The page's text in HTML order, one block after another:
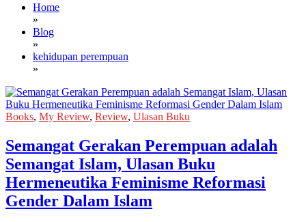
Home
»
Blog
»
kehidupan perempuan
»
Books, My Review, Review, Ulasan Buku
Semangat Gerakan Perempuan adalah
Semangat Islam, Ulasan Buku
Hermeneutika Feminisme Reformasi
Gender Dalam Islam